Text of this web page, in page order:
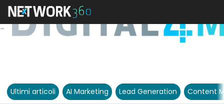
Ultimi articoli AI Marketing Lead Generation Content